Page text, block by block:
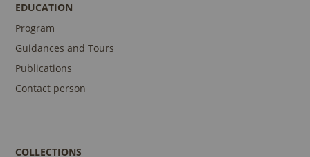
EDUCATION
Program
Guidances and Tours
Publications
Contact person
COLLECTIONS